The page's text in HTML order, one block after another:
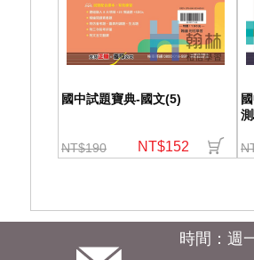
國中試題寶典-國文(5)
NT$190 NT$152
時間：週